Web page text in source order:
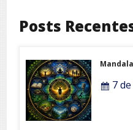
Posts
Mandala
7